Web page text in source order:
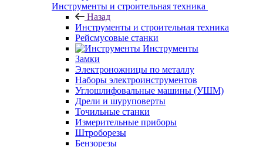
Инструменты и строительная техника
Назад
Инструменты и строительная техника
Рейсмусовые станки
Инструменты
Замки
Электроножницы по металлу
Наборы электроинструментов
Углошлифовальные машины (УШМ)
Дрели и шуруповерты
Точильные станки
Измерительные приборы
Штроборезы
Бензорезы